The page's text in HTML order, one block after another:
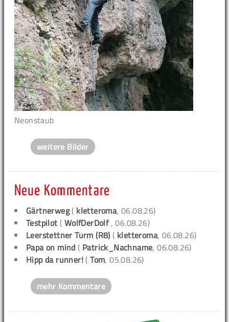
Neonstaub
weitere Bilder
Neue Kommentare
Gärtnerweg( kletteroma, 06.08.26)
Testpilot ( WolfDerDolf , 06.08.26)
Leerstettner Turm (R8) ( kletteroma, 06.08.26)
Papa on mind ( Patrick_Nachname, 06.08.26)
Hipp da runner! (Tom, 05.08.26)
mehr Kommentare